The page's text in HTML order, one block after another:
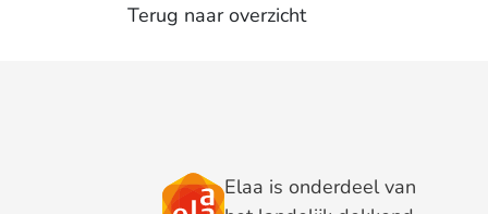
Terug naar overzicht
Elaa is onderdeel van